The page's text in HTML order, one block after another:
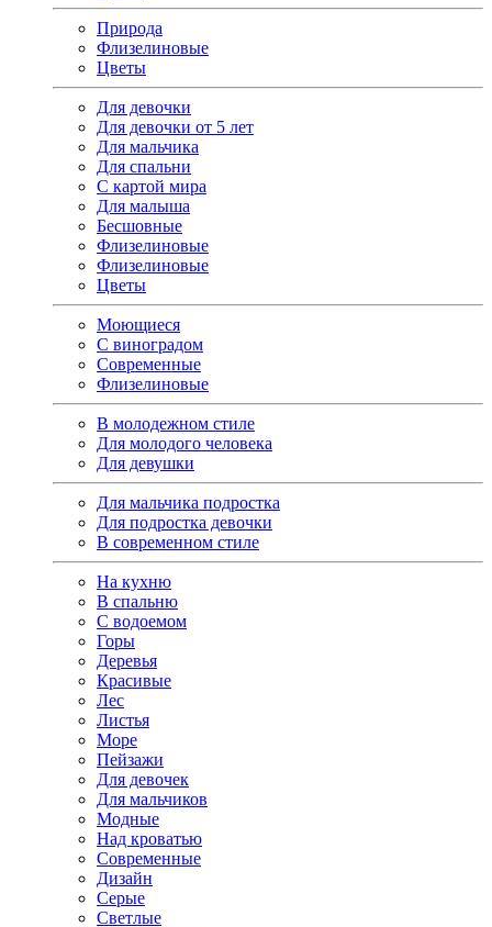
Природа
Флизелиновые
Цветы
Для девочки
Для девочки от 5 лет
Для мальчика
Для спальни
С картой мира
Для малыша
Бесшовные
Флизелиновые
Флизелиновые
Цветы
Моющиеся
С виноградом
Современные
Флизелиновые
В молодежном стиле
Для молодого человека
Для девушки
Для мальчика подростка
Для подростка девочки
В современном стиле
На кухню
В спальню
С водоемом
Горы
Деревья
Красивые
Лес
Листья
Море
Пейзажи
Для девочек
Для мальчиков
Модные
Над кроватью
Современные
Дизайн
Серые
Светлые